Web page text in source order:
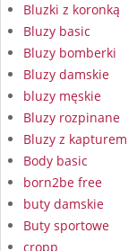
Bluzki z koronką
Bluzy basic
Bluzy bomberki
Bluzy damskie
bluzy męskie
Bluzy rozpinane
Bluzy z kapturem
Body basic
born2be free
buty damskie
Buty sportowe
cropp